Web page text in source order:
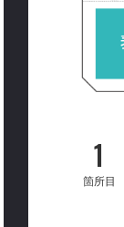
1
箇所目